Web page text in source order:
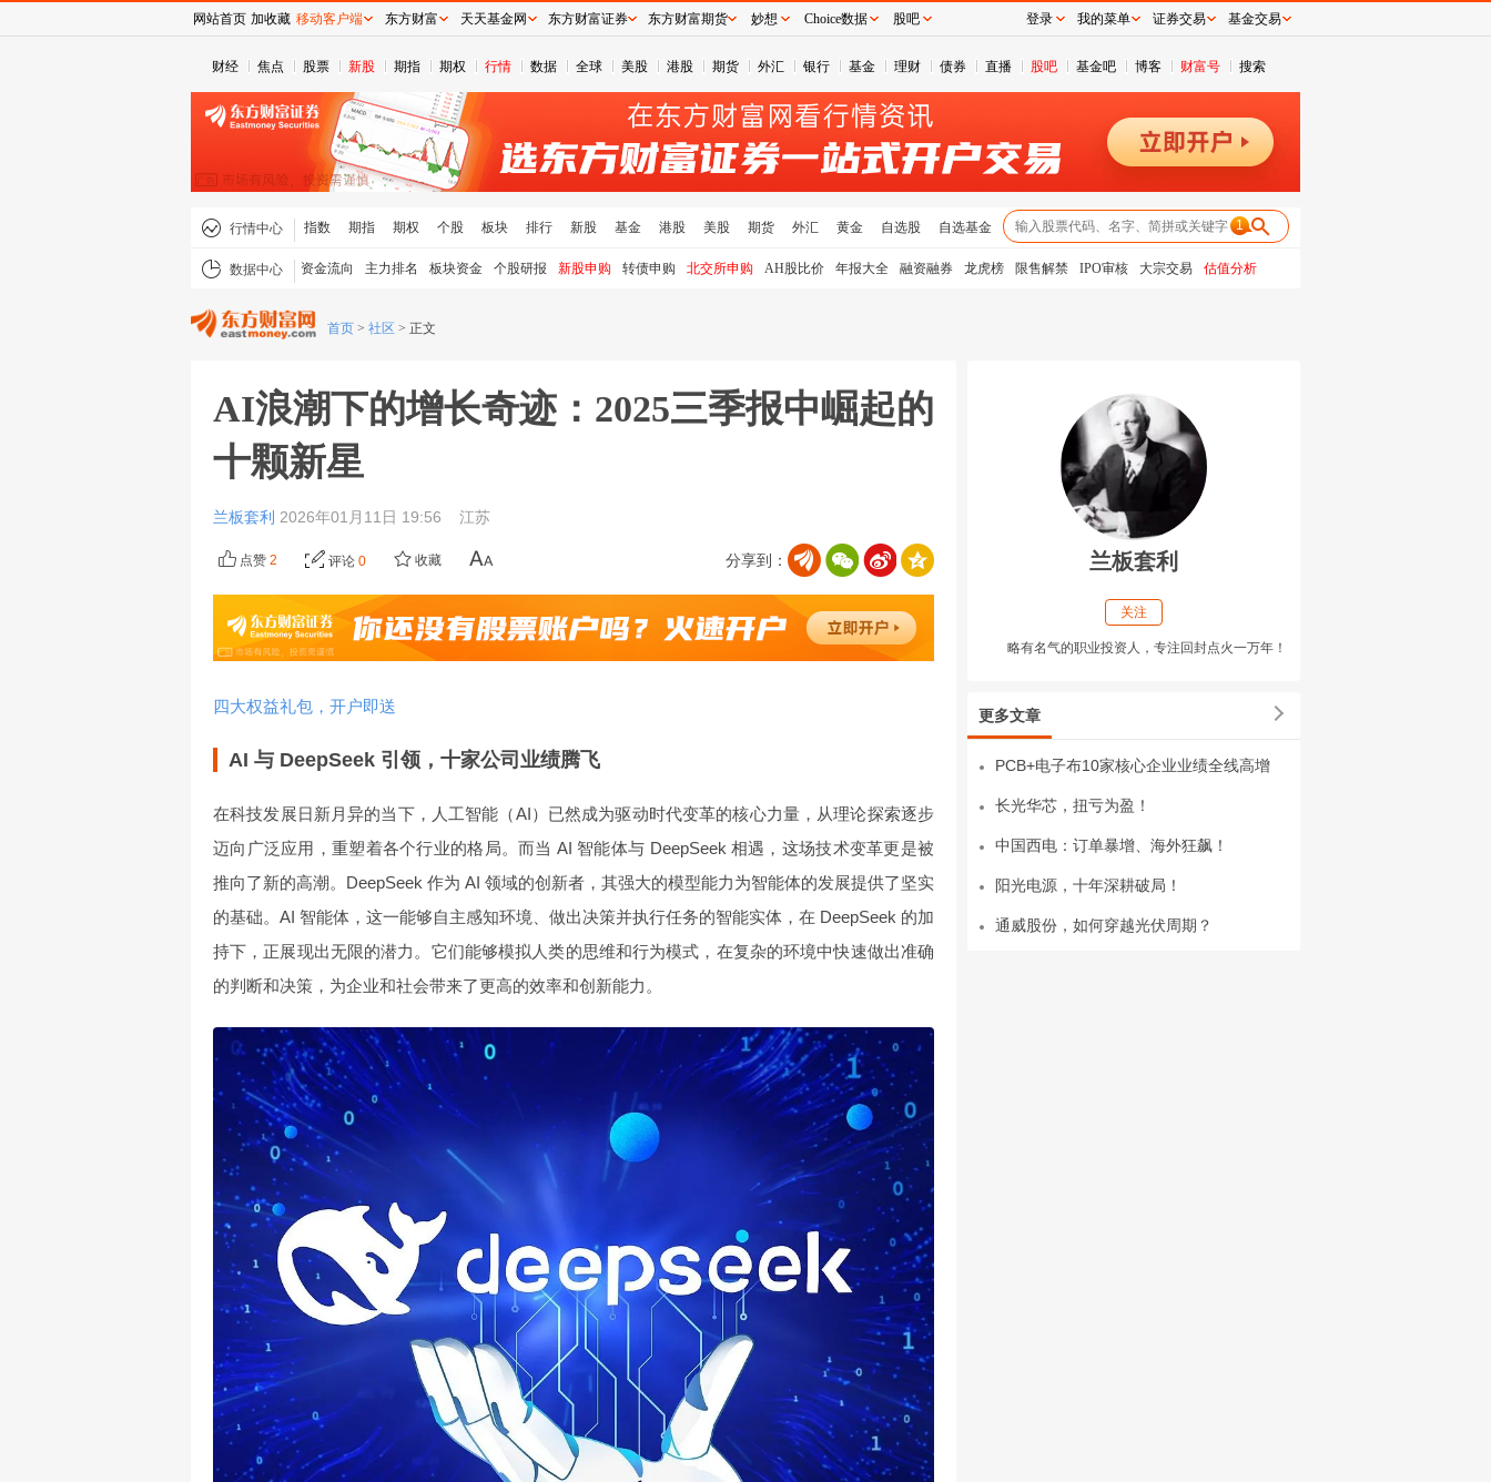
财经 焦点 股票 新股 期指 期权 行情 数据 全球 美股 港股 期货 外汇 银行 基金 理财 债券 直播 股吧 基金吧 博客 财富号 搜索
行情中心 指数 期指 期权 个股 板块 排行 新股 基金 港股 美股 期货 外汇 黄金 自选股 自选基金 1
数据中心 资金流向 主力排名 板块资金 个股研报 新股申购 转债申购 北交所申购 AH股比价 年报大全 融资融券 龙虎榜 限售解禁 IPO审核 大宗交易 估值分析
首页 > 社区 > 正文
AI浪潮下的增长奇迹：2025三季报中崛起的
十颗新星
兰板套利 2026年01月11日 19:56 江苏
分享到：
点赞 2 评论 0 收藏
四大权益礼包，开户即送
AI 与 DeepSeek 引领，十家公司业绩腾飞
在科技发展日新月异的当下，人工智能（AI）已然成为驱动时代变革的核心力量，从理论探索逐步
迈向广泛应用，重塑着各个行业的格局。而当 AI 智能体与 DeepSeek 相遇，这场技术变革更是被
推向了新的高潮。DeepSeek 作为 AI 领域的创新者，其强大的模型能力为智能体的发展提供了坚实
的基础。AI 智能体，这一能够自主感知环境、做出决策并执行任务的智能实体，在 DeepSeek 的加
持下，正展现出无限的潜力。它们能够模拟人类的思维和行为模式，在复杂的环境中快速做出准确
的判断和决策，为企业和社会带来了更高的效率和创新能力。
兰板套利
关注
略有名气的职业投资人，专注回封点火一万年！
更多文章
PCB+电子布10家核心企业业绩全线高增
长光华芯，扭亏为盈！
中国西电：订单暴增、海外狂飙！
阳光电源，十年深耕破局！
通威股份，如何穿越光伏周期？
网站首页 加收藏 移动客户端 东方财富 天天基金网 东方财富证券 东方财富期货 妙想 Choice数据 股吧 登录 我的菜单 证券交易 基金交易